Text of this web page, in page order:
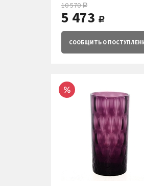
10 570руб.
5 473 руб.
СООБЩИТЬ О